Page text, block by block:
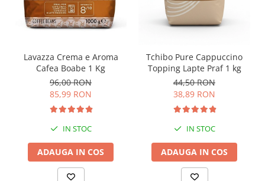
Lavazza Crema e Aroma
Cafea Boabe 1 Kg
96,00 RON
85,99 RON
IN STOC
ADAUGA IN COS
Tchibo Pure Cappuccino
Topping Lapte Praf 1 kg
44,50 RON
38,89 RON
IN STOC
ADAUGA IN COS